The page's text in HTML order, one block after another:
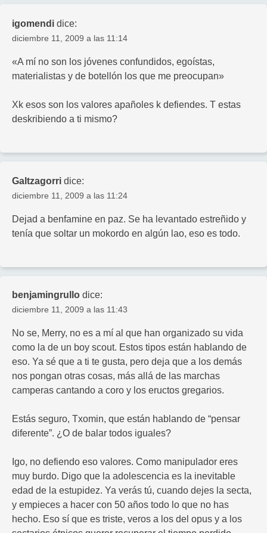
igomendi dice:
diciembre 11, 2009 a las 11:14
«A mí no son los jóvenes confundidos, egoístas,
materialistas y de botellón los que me preocupan»
Xk esos son los valores apañoles k defiendes. T estas
deskribiendo a ti mismo?
Galtzagorri dice:
diciembre 11, 2009 a las 11:24
Dejad a benfamine en paz. Se ha levantado estreñido y
tenía que soltar un mokordo en algún lao, eso es todo.
benjamingrullo dice:
diciembre 11, 2009 a las 11:43
No se, Merry, no es a mí al que han organizado su vida
como la de un boy scout. Estos tipos están hablando de
eso. Ya sé que a ti te gusta, pero deja que a los demás
nos pongan otras cosas, más allá de las marchas
camperas cantando a coro y los eructos gregarios.
Estás seguro, Txomin, que están hablando de “pensar
diferente”. ¿O de balar todos iguales?
Igo, no defiendo eso valores. Como manipulador eres
muy burdo. Digo que la adolescencia es la inevitable
edad de la estupidez. Ya verás tú, cuando dejes la secta,
y empieces a hacer con 50 años todo lo que no has
hecho. Eso sí que es triste, veros a los del opus y a los